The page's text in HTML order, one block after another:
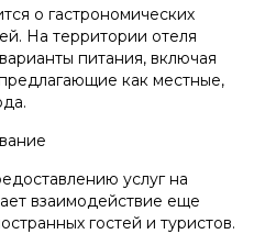
о гастрономических
На территории отеля
питания, включая
как местные,
услуг на
взаимодействие еще
гостей и туристов.